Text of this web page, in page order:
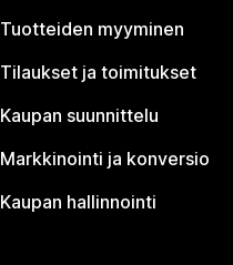
Tuotteiden myyminen
Tilaukset ja toimitukset
Kaupan suunnittelu
Markkinointi ja konversio
Kaupan hallinnointi